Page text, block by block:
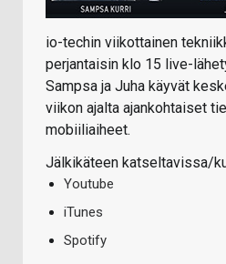
io-techin viikottainen
perjantaisin klo 15 live-
Sampsa ja Juha käyvät
viikon ajalta ajankohtaiset
mobiiliaiheet.
Jälkikäteen katseltavissa/
Youtube
iTunes
Spotify